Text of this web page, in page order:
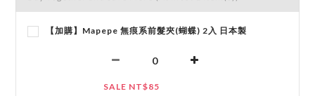
【加購】Mapepe 無痕系前髮夾(蝴蝶) 2入 日本製
SALE NT$85